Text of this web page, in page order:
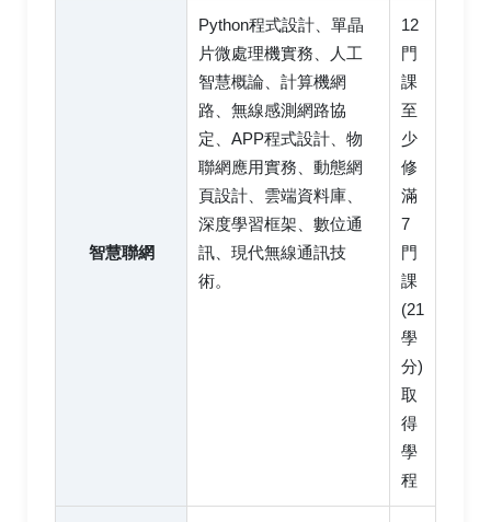
智慧聯網
Python程式設計、單晶
片微處理機實務、人工
智慧概論、計算機網
路、無線感測網路協
定、APP程式設計、物
聯網應用實務、動態網
頁設計、雲端資料庫、
深度學習框架、數位通
訊、現代無線通訊技
術。
12
門
課
至
少
修
滿
7
門
課
(21
學
分)
取
得
學
程